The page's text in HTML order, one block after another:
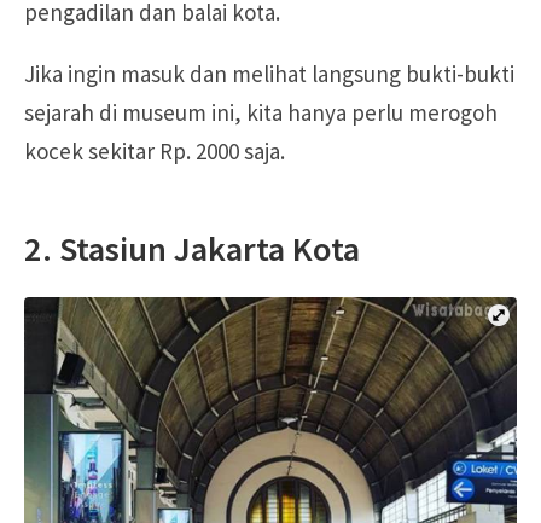
pengadilan dan balai kota.
Jika ingin masuk dan melihat langsung bukti-bukti
sejarah di museum ini, kita hanya perlu merogoh
kocek sekitar Rp. 2000 saja.
2. Stasiun Jakarta Kota